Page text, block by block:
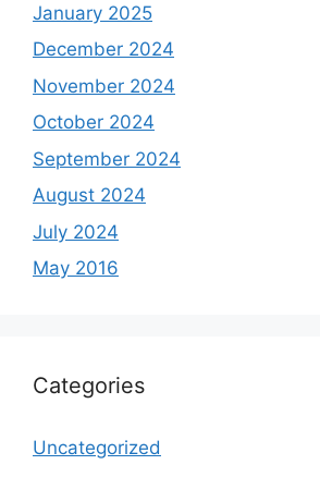
January 2025
December 2024
November 2024
October 2024
September 2024
August 2024
July 2024
May 2016
Categories
Uncategorized